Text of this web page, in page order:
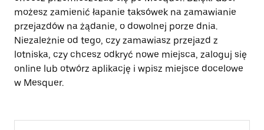
możesz zamienić łapanie taksówek na zamawianie
przejazdów na żądanie, o dowolnej porze dnia.
Niezależnie od tego, czy zamawiasz przejazd z
lotniska, czy chcesz odkryć nowe miejsca, zaloguj się
online lub otwórz aplikację i wpisz miejsce docelowe
w Mesquer.